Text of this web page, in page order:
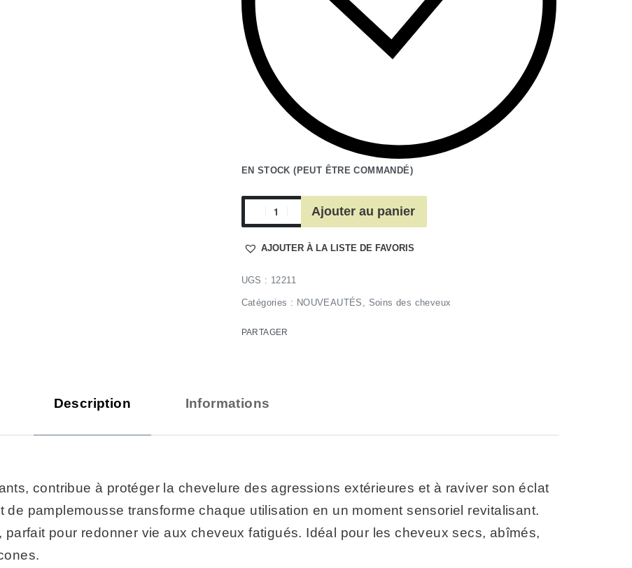
EN STOCK (PEUT ÊTRE COMMANDÉ)
Ajouter au panier
AJOUTER À LA LISTE DE FAVORIS
12211
Catégories : NOUVEAUTÉS Soins des cheveux
PARTAGER
Description Informations
contribue à protéger la chevelure des agressions extérieures et à raviver son éclat
de pamplemousse transforme chaque utilisation en un moment sensoriel revitalisant.
pour redonner vie aux cheveux fatigués. Idéal pour les cheveux secs, abîmés,